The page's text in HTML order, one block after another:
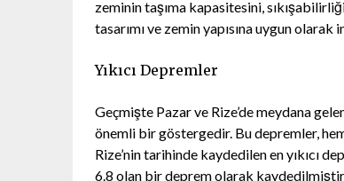
zeminin taşıma kapasitesini,
tasarımı ve zemin yapısına uygun
Yıkıcı Depremler
Geçmişte Pazar ve Rize’de meydana
önemli bir göstergedir. Bu depremler,
Rize’nin tarihinde kaydedilen en yıkıcı
6.8 olan bir deprem olarak